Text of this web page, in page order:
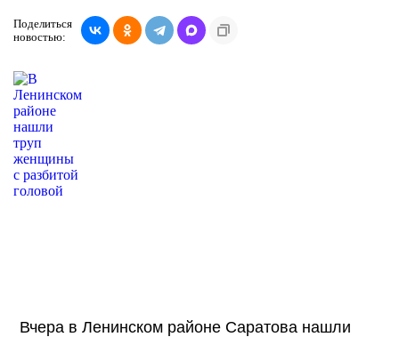
Поделиться
новостью:
Вчера в Ленинском районе Саратова нашли